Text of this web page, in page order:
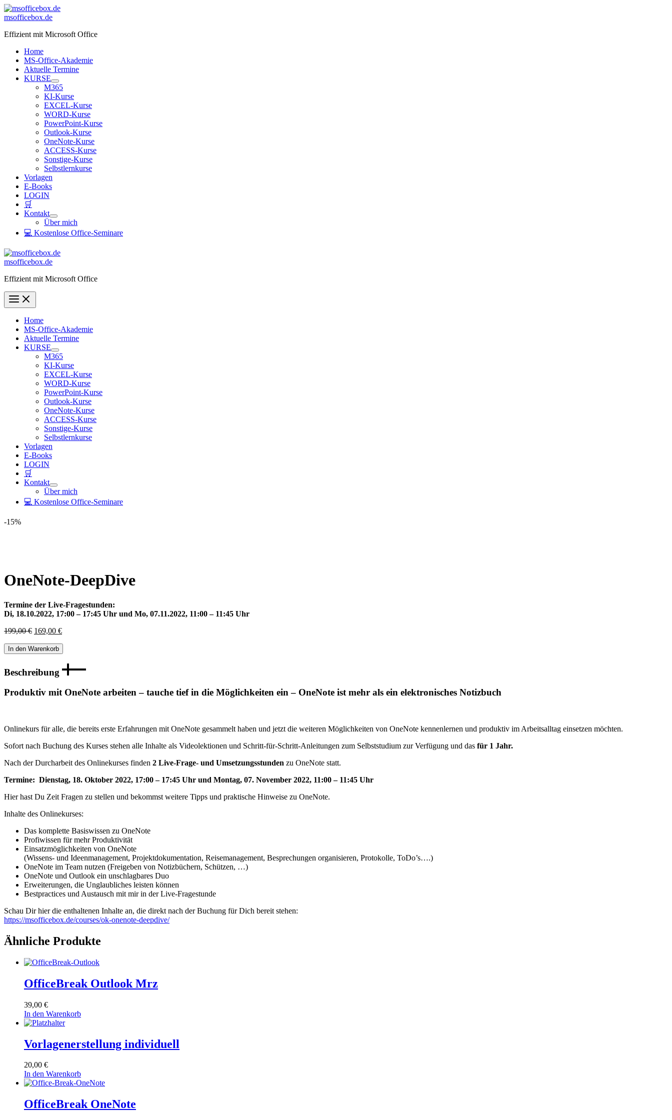
Zum
Inhalt
msofficebox.de
Effizient mit Microsoft Office
Home
MS-Office-Akademie
Aktuelle Termine
KURSE
M365
KI-Kurse
EXCEL-Kurse
WORD-Kurse
PowerPoint-Kurse
Outlook-Kurse
OneNote-Kurse
ACCESS-Kurse
Sonstige-Kurse
Selbstlernkurse
Vorlagen
E-Books
LOGIN
🛒
Kontakt
Über mich
💻 Kostenlose Office-Seminare
msofficebox.de
Effizient mit Microsoft Office
Home
MS-Office-Akademie
Aktuelle Termine
KURSE
M365
KI-Kurse
EXCEL-Kurse
WORD-Kurse
PowerPoint-Kurse
Outlook-Kurse
OneNote-Kurse
ACCESS-Kurse
Sonstige-Kurse
Selbstlernkurse
Vorlagen
E-Books
LOGIN
🛒
Kontakt
Über mich
💻 Kostenlose Office-Seminare
-15%
OneNote-DeepDive
Termine der Live-Fragestunden:
Di, 18.10.2022, 17:00 – 17:45 Uhr und Mo, 07.11.2022, 11:00 – 11:45 Uhr
199,00€ Ursprünglicher
war:
169,00 €Aktueller
OneNote-
DeepDive
Menge
In den Warenkorb
Beschreibung
Produktiv mit OneNote arbeiten – tauche tief in die Möglichkeiten ein – OneNote ist mehr als ein elektronisches Notizbuch
Onlinekurs für alle, die bereits erste Erfahrungen mit OneNote gesammelt haben und jetzt die weiteren Möglichkeiten von OneNote kennenlernen und produktiv im Arbeitsalltag einsetzen möchten.
Sofort nach Buchung des Kurses stehen alle Inhalte als Videolektionen und Schritt-für-Schritt-Anleitungen zum Selbststudium zur Verfügung und das für 1 Jahr.
Nach der Durcharbeit des Onlinekurses finden 2 Live-Frage- und Umsetzungsstunden zu OneNote statt.
Termine: Dienstag, 18. Oktober 2022, 17:00 – 17:45 Uhr und Montag, 07. November 2022, 11:00 – 11:45 Uhr
Hier hast Du Zeit Fragen zu stellen und bekommst weitere Tipps und praktische Hinweise zu OneNote.
Inhalte des Onlinekurses:
Das komplette Basiswissen zu OneNote
Profiwissen für mehr Produktivität
Einsatzmöglichkeiten von OneNote
(Wissens- und Ideenmanagement, Projektdokumentation, Reisemanagement, Besprechungen organisieren, Protokolle, ToDo’s….)
OneNote im Team nutzen (Freigeben von Notizbüchern, Schützen, …)
OneNote und Outlook ein unschlagbares Duo
Erweiterungen, die Unglaubliches leisten können
Bestpractices und Austausch mit mir in der Live-Fragestunde
Schau Dir hier die enthaltenen Inhalte an, die direkt nach der Buchung für Dich bereit stehen:
https://msofficebox.de/courses/ok-onenote-deepdive/
Ähnliche Produkte
OfficeBreak Outlook Mrz
39,00 €
In den Warenkorb
Vorlagenerstellung individuell
20,00 €
In den Warenkorb
OfficeBreak OneNote